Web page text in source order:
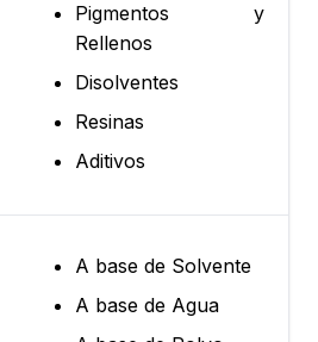
Pigmentos y
Rellenos
Disolventes
Resinas
Aditivos
A base de Solvente
A base de Agua